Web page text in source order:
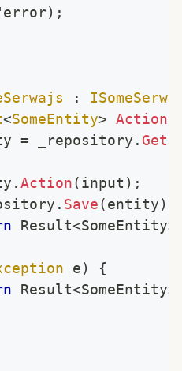
) ;
:
<SomeEntity> Action
= _repository . Get
.Action(input ) ;
. Save(entity)
Result<SomeEntity>
e)
{
Result<SomeEntity>